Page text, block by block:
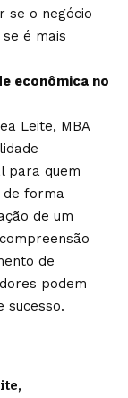
se o negócio
é mais
econômica no
Leite, MBA
para quem
de forma
de um
de
podem
sucesso.